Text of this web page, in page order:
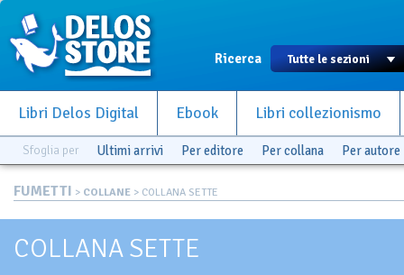
Ricerca
Libri Delos Digital Ebook Libri collezionismo
Sfoglia per Ultimi arrivi Per editore Per collana Per autore
FUMETTI > COLLANE > COLLANA SETTE
COLLANA SETTE